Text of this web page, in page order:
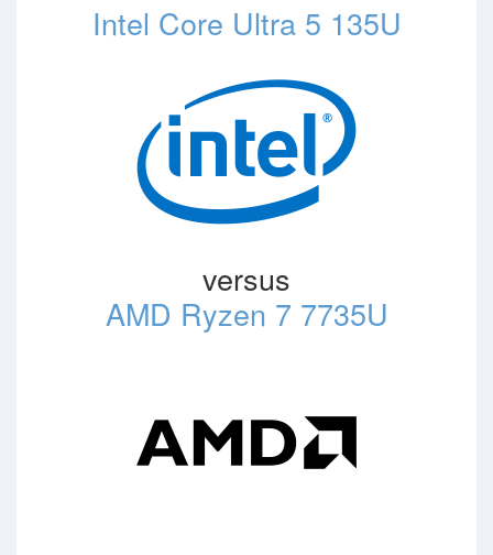
Intel Core Ultra 5 135U
versus
AMD Ryzen 7 7735U